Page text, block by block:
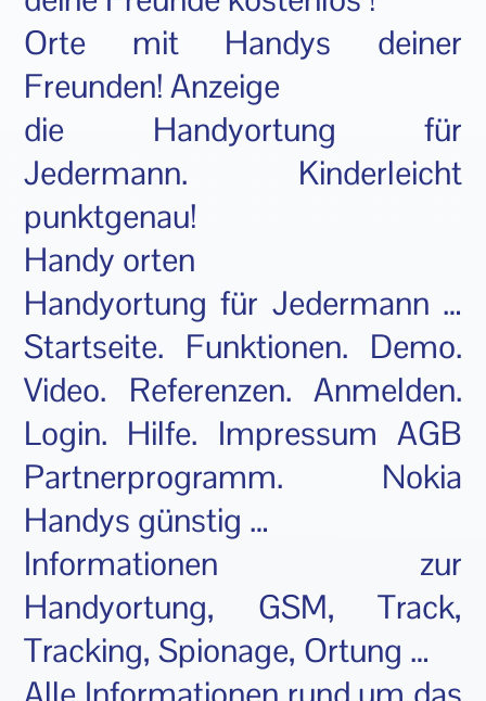
Orte mit Handys deiner
Freunden! Anzeige
die Handyortung für
Jedermann. Kinderleicht
punktgenau!
Handy orten
Handyortung für Jedermann …
Startseite. Funktionen. Demo.
Video. Referenzen. Anmelden.
Login. Hilfe. Impressum AGB
Partnerprogramm. Nokia
Handys günstig …
Informationen zur
Handyortung, GSM, Track,
Tracking, Spionage, Ortung …